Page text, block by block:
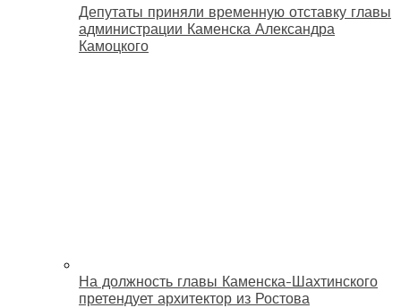
Депутаты приняли временную отставку главы
администрации Каменска Александра
Камоцкого
На должность главы Каменска-Шахтинского
претендует архитектор из Ростова